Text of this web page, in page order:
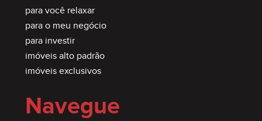
para você relaxar
para o meu negócio
para investir
imóveis alto padrão
imóveis exclusivos
Navegue